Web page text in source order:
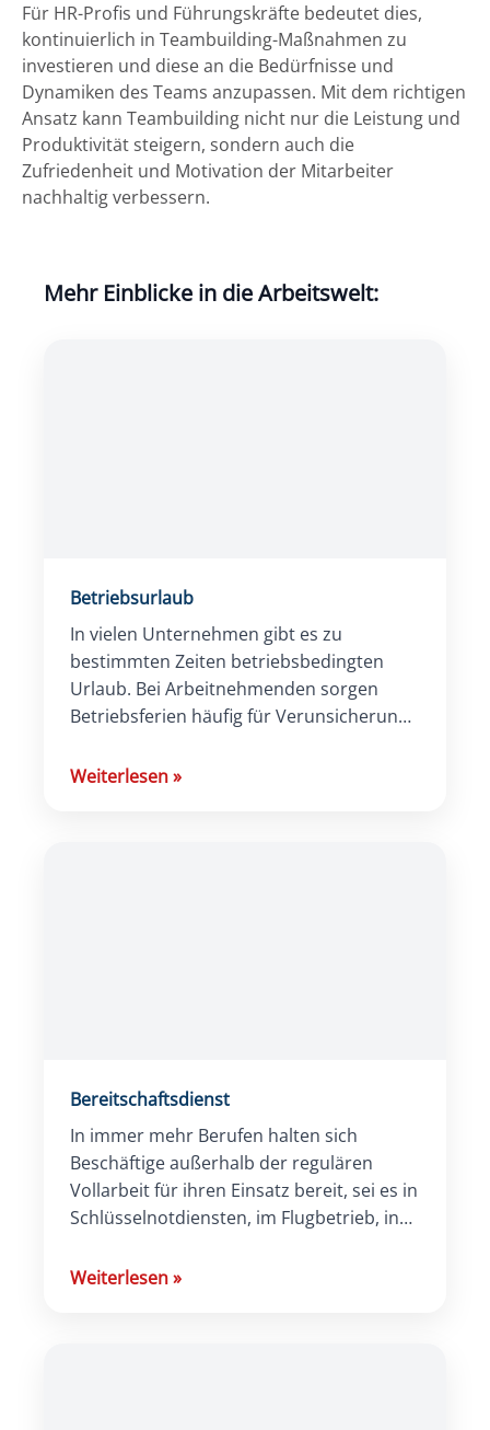
Für HR-Profis und Führungskräfte bedeutet dies,
kontinuierlich in Teambuilding-Maßnahmen zu
investieren und diese an die Bedürfnisse und
Dynamiken des Teams anzupassen. Mit dem richtigen
Ansatz kann Teambuilding nicht nur die Leistung und
Produktivität steigern, sondern auch die
Zufriedenheit und Motivation der Mitarbeiter
nachhaltig verbessern.
Mehr Einblicke in die Arbeitswelt:
Betriebsurlaub
In vielen Unternehmen gibt es zu
bestimmten Zeiten betriebsbedingten
Urlaub. Bei Arbeitnehmenden sorgen
Betriebsferien häufig für Verunsicherung
bezüglich der Auswirkungen auf den
Weiterlesen»
Bereitschaftsdienst
In immer mehr Berufen halten sich
Beschäftige außerhalb der regulären
Vollarbeit für ihren Einsatz bereit, sei es in
Schlüsselnotdiensten, im Flugbetrieb, in
Pflegeeinrichtungen. Der
Weiterlesen»